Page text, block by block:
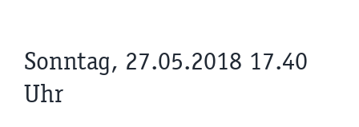
Sonntag, 27.05.2018 17.40
Uhr